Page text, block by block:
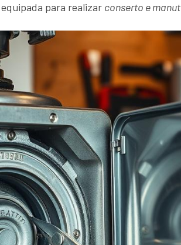
para realizar conserto e